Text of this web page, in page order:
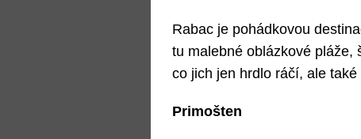
Rabac je pohádkovou
tu malebné oblázkové pláže,
co jich jen hrdlo ráčí, ale
Primošten